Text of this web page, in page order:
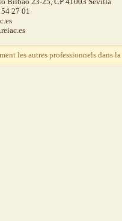
27 01
les autres professionnels dans